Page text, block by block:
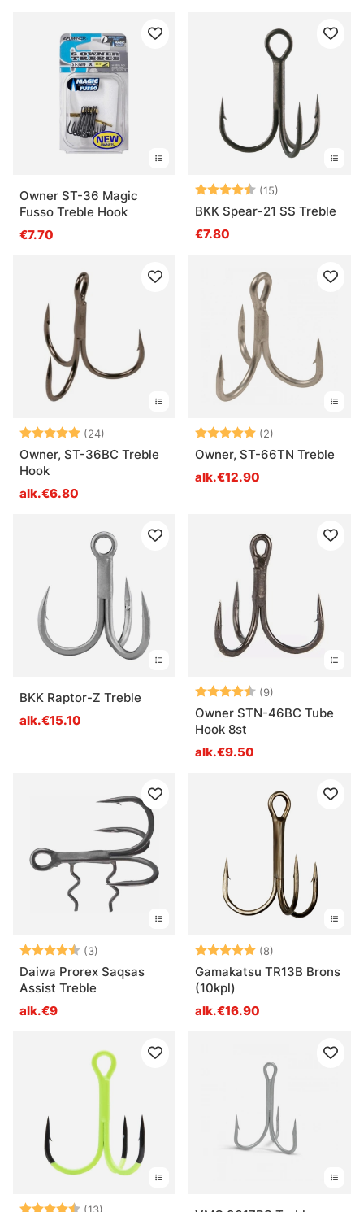
Owner ST-36 Magic
Fusso Treble Hook
€7.70
Arvio: (15)
BKK Spear-21 SS Treble
€7.80
Arvio: (24)
5.0 5:sta tähdestä
Owner, ST-36BC Treble
Hook
alk.€6.80
Arvio: (2)
Owner, ST-66TN Treble
alk.€12.90
BKK Raptor-Z Treble
alk.€15.10
Arvio: (9)
Owner STN-46BC Tube
Hook 8st
alk.€9.50
Arvio: (3)
4.7 5:sta tähdestä
Daiwa Prorex Saqsas
Assist Treble
alk.€9
Arvio: (8)
Gamakatsu TR13B Brons
(10kpl)
alk.€16.90
Arvio: (13) 4.9 5:sta tähdestä